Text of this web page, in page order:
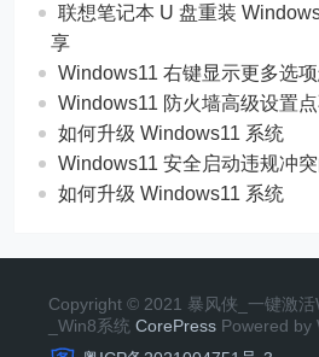
联想笔记本 U 盘重装
享
Windows11 右键显示更多选
Windows11 防火墙高级设置
如何升级 Windows11 系统
Windows11 安全启动违规冲
如何升级 Windows11 系统
Copyright © 2021 暴风侠_一键激
_Win8系统 CorePress Powered by